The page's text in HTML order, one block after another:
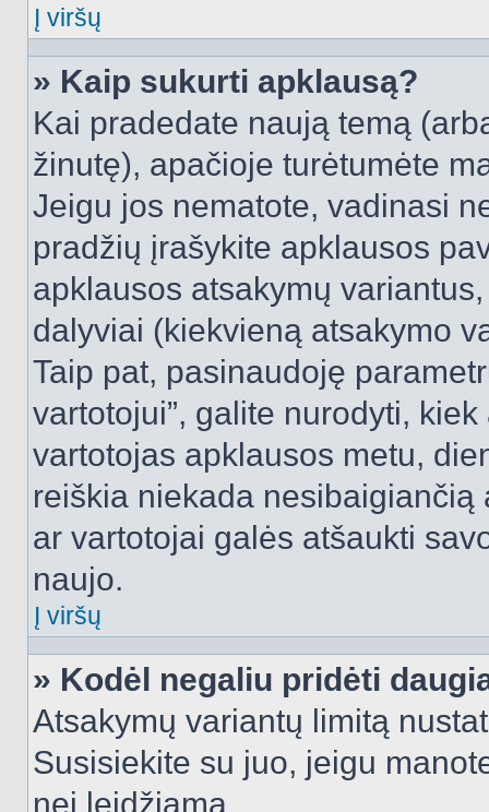
Į viršų
» Kaip sukurti apklausą?
Kai pradedate naują temą
žinutę), apačioje turėtumėte
Jeigu jos nematote, vadinasi
pradžių įrašykite apklausos
apklausos atsakymų
dalyviai (kiekvieną atsakymo
Taip pat, pasinaudoję
vartotojui”, galite nurodyti,
vartotojas apklausos metu,
reiškia niekada
ar vartotojai galės atšaukti
naujo.
Į viršų
» Kodėl negaliu pridėti
Atsakymų variantų limitą
Susisiekite su juo, jeigu
nei leidžiama.